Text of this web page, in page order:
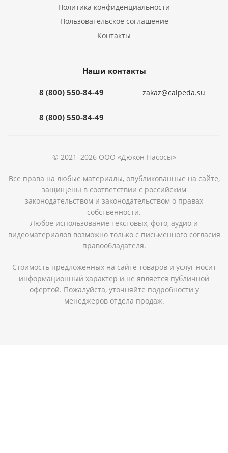
Политика конфиденциальности
Пользовательское соглашение
Контакты
Наши контакты
8 (800) 550-84-49
8 (800) 550-84-49
zakaz@calpeda.su
© 2021–2026 ООО «Дюкон Насосы»
Все права на любые материалы, опубликованные на сайте,
защищены в соответствии с российским
законодательством и законодательством о правах
собственности.
Любое использование текстовых, фото, аудио и
видеоматериалов возможно только с письменного согласия
правообладателя.
Стоимость предложенных на сайте товаров и услуг носит
информационный характер и не является публичной
офертой. Пожалуйста, уточняйте подробности у
менеджеров отдела продаж.